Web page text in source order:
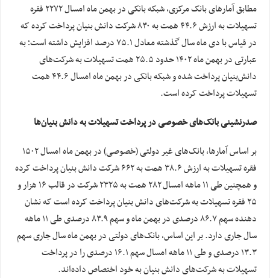
مطابق آمارهای بانک مرکزی، شبکه بانکی در بهمن ماه امسال ۲۲۷۲ فقره
تسهیلات به ارزش ۴۴.۶ همت به ۸۳۰ شرکت دانش بنیان پرداخت کرده که
در قیاس با دی ماه سال گذشته معادل ۷۵.۱ درصد افزایش داشته است؛ به
عبارتی در بهمن ماه ۱۴۰۲ حدود ۲۵.۵ همت تسهیلات به شرکت‌های
دانش‌بنیان پرداخت شده و شبکه بانکی در بهمن ماه امسال ۴۴.۶ همت
تسهیلات پرداخت کرده است.
صدرنشینی بانک‌های خصوصی در پرداخت تسهیلات به دانش بنیان‌ها
بر اساس آمارها، بانک‌های غیر دولتی (خصوصی) در بهمن ماه امسال ۱۵۰۲
فقره تسهیلات به ارزش ۳۸.۶ همت به ۶۶۲ شرکت دانش بنیان پرداخت کرده
و همچنین طی ۱۱ ماهه امسال ۲۸۲ همت به ۲۳۲۵ شرکت در قالب ۱۶ هزار و
۲۵ فقره تسهیلات به شرکت‌های دانش بنیان پرداخت کرده است که نشان
دهنده سهم ۸۶.۷ درصدی در بهمن ماه و سهم ۸۳.۹ درصدی طی ۱۱ ماهه
سال جاری دارد. بر این اساس، بانک‌های دولتی در بهمن ماه سال جاری سهم
۱۳.۳ درصدی و طی ۱۱ ماهه امسال سهم ۱۶.۱ درصدی را در پرداخت
تسهیلات به شرکت‌های دانش بنیان به خود اختصاص داده‌اند.